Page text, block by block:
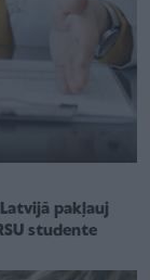
pakļauj
studente